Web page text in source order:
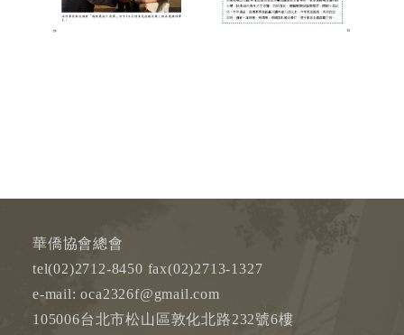
華僑協會總會
tel(02)2712-8450 fax(02)2713-1327
e-mail: oca2326f@gmail.com
105006台北市松山區敦化北路232號6樓